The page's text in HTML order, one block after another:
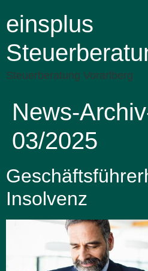
einsplus
Steuerberatung Vorarlberg
News-
03/2025
Insolvenz